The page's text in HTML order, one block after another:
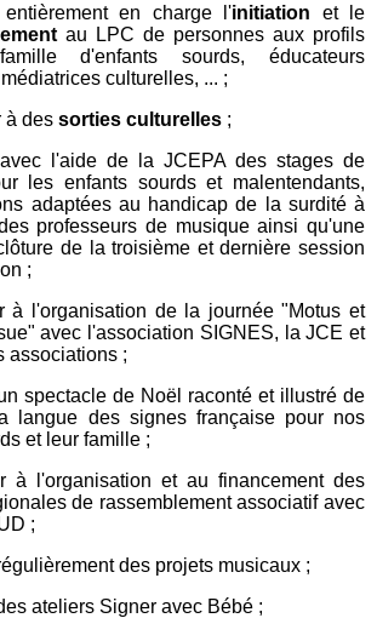
en charge l'initiation et le
au LPC de personnes aux profils
d'enfants sourds, éducateurs
culturelles, ... ;
à des sorties culturelles ;
l'aide de la JCEPA des stages de
les enfants sourds et malentendants,
adaptées au handicap de la surdité à
professeurs de musique ainsi qu'une
de la troisième et dernière session
;
à l'organisation de la journée "Motus et
avec l'association SIGNES, la JCE et
associations ;
spectacle de Noël raconté et illustré de
langue des signes française pour nos
et leur famille ;
à l'organisation et au financement des
de rassemblement associatif avec
;
des projets musicaux ;
ateliers Signer avec Bébé ;